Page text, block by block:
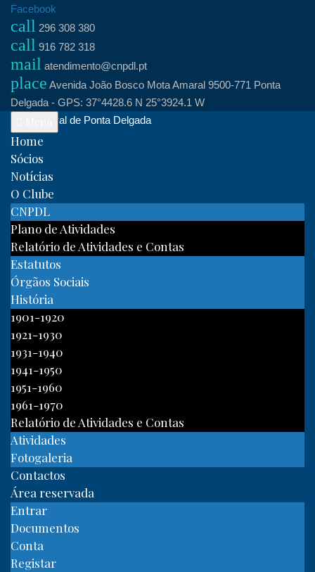
Skip
content
Facebook
call 296 308 380
call 916 782 318
mail atendimento@cnpdl.pt
place Avenida João Bosco Mota Amaral 9500-771 Ponta
Delgada - GPS: 37°4428.6 N 25°3924.1 W
Clube Naval de Ponta Delgada
Home
Sócios
Notícias
O Clube
CNPDL
Plano de Atividades
Relatório de Atividades e Contas
Estatutos
Órgãos Sociais
História
1901-1920
1921-1930
1931-1940
1941-1950
1951-1960
1961-1970
Relatório de Atividades e Contas
Atividades
Fotogaleria
Contactos
Área reservada
Entrar
Documentos
Conta
Registar